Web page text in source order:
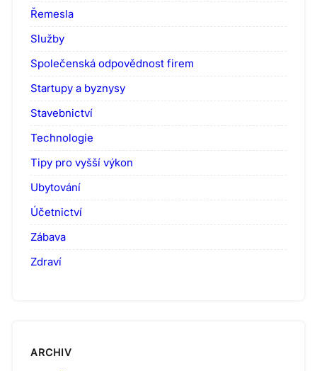
Řemesla
Služby
Společenská odpovědnost firem
Startupy a byznysy
Stavebnictví
Technologie
Tipy pro vyšší výkon
Ubytování
Účetnictví
Zábava
Zdraví
ARCHIV